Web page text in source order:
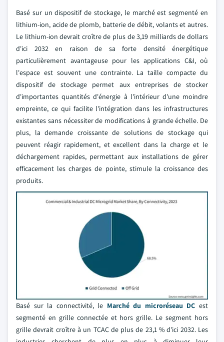
Basé sur un dispositif de stockage, le marché est segmenté en
lithium-ion, acide de plomb, batterie de débit, volants et autres.
Le lithium-ion devrait croître de plus de 3,19 milliards de dollars
d'ici 2032 en raison de sa forte densité énergétique
particulièrement avantageuse pour les applications C&I, où
l'espace est souvent une contrainte. La taille compacte du
dispositif de stockage permet aux entreprises de stocker
d'importantes quantités d'énergie à l'intérieur d'une moindre
empreinte, ce qui facilite l'intégration dans les infrastructures
existantes sans nécessiter de modifications à grande échelle. De
plus, la demande croissante de solutions de stockage qui
peuvent réagir rapidement, et excellent dans la charge et le
déchargement rapides, permettant aux installations de gérer
efficacement les charges de pointe, stimule la croissance des
produits.
Basé sur la connectivité, le Marché du microréseau DC est
segmenté en grille connectée et hors grille. Le segment hors
grille devrait croître à un TCAC de plus de 23,1 % d'ici 2032. Les